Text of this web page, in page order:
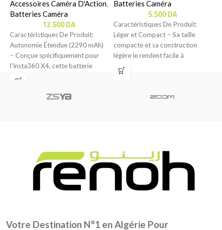
Accessoires Caméra D'Action,
Batteries Caméra
12.500DA
Caractéristiques De Produit:
Autonomie Étendue (2290 mAh)
– Conçue spécifiquement pour
l’Insta360 X4, cette batterie
haute capacité de 2290 mAh
Batteries Caméra
5.500DA
Caractéristiques De Produit:
Léger et Compact – Sa taille
compacte et sa construction
légère le rendent facile à
transporter, parfait
Votre Destination N°1 en Algérie Pour